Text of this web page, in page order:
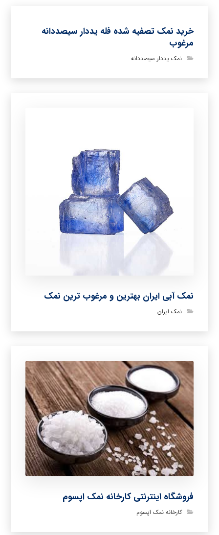
خرید نمک تصفیه شده فله یددار سیصددانه
مرغوب
نمک یددار سیصددانه
نمک آبی ایران بهترین و مرغوب ترین نمک
نمک ایران
فروشگاه اینترنتی کارخانه نمک اپسوم
کارخانه نمک اپسوم